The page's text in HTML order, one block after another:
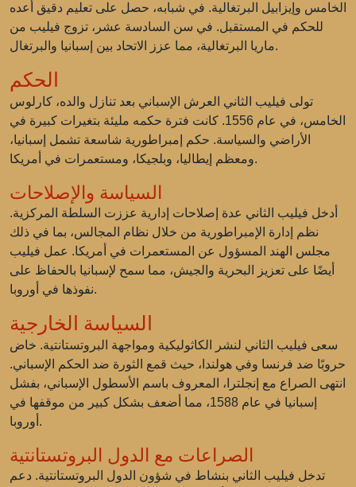
الخامس وإيزابيل البرتغالية. في شبابه، حصل على تعليم دقيق أعده
للحكم في المستقبل. في سن السادسة عشر، تزوج فيليب من
ماريا البرتغالية، مما عزز الاتحاد بين إسبانيا والبرتغال.
الحكم
تولى فيليب الثاني العرش الإسباني بعد تنازل والده، كارلوس
الخامس، في عام 1556. كانت فترة حكمه مليئة بتغيرات كبيرة في
الأراضي والسياسة. حكم إمبراطورية شاسعة تشمل إسبانيا،
ومعظم إيطاليا، وبلجيكا، ومستعمرات في أمريكا.
السياسة والإصلاحات
أدخل فيليب الثاني عدة إصلاحات إدارية عززت السلطة المركزية.
نظم إدارة الإمبراطورية من خلال نظام المجالس، بما في ذلك
مجلس الهند المسؤول عن المستعمرات في أمريكا. عمل فيليب
أيضًا على تعزيز البحرية والجيش، مما سمح لإسبانيا بالحفاظ على
نفوذها في أوروبا.
السياسة الخارجية
سعى فيليب الثاني لنشر الكاثوليكية ومواجهة البروتستانتية. خاض
حروبًا ضد فرنسا وفي هولندا، حيث قمع الثورة ضد الحكم الإسباني.
انتهى الصراع مع إنجلترا، المعروف باسم الأسطول الإسباني، بفشل
إسبانيا في عام 1588، مما أضعف بشكل كبير من موقفها في
أوروبا.
الصراعات مع الدول البروتستانتية
تدخل فيليب الثاني بنشاط في شؤون الدول البروتستانتية. دعم